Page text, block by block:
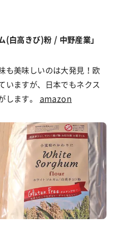
(白高きび)粉 / 中野産業」
も美味しいのは大発見！欧
いますが、日本でもネクス
します。 amazon